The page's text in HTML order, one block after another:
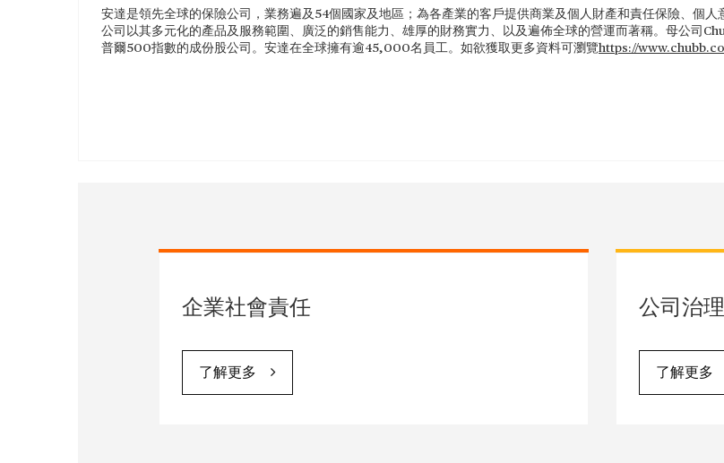
安達是領先全球的保險公司，業務遍及54個國家及地區；為各產業的客戶提供商業及個人財產和責任保險、個人
公司以其多元化的產品及服務範圍、廣泛的銷售能力、雄厚的財務實力、以及遍佈全球的營運而著稱。母公司
普爾500指數的成份股公司。安達在全球擁有逾45,000名員工。如欲獲取更多資料可瀏覽https://
企業社會責任
了解更多
公司治理
了解更多